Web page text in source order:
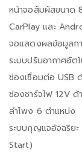
หน้าจอสัมผัสขนาด
CarPlay และ
จอแสดงผลข้อมูลก
ระบบปรับอากาศอัต
ช่องเชื่อมต่อ USB
ช่องชาร์จไฟ 12V ด้
ลำโพง 6 ตำแหน่ง
ระบบกุญแจอัจฉริย
Start)